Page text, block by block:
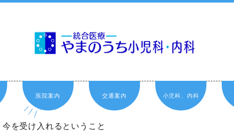
医院案内 交通案内 小児科、内科
今を受け入れるということ